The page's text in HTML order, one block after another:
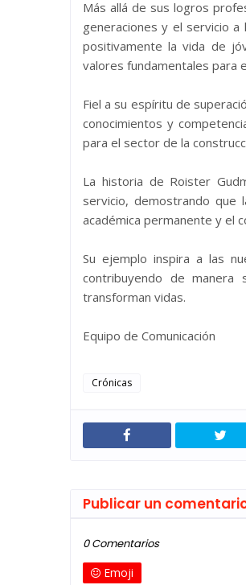
Más allá de sus logros
generaciones y el servicio
positivamente la vida de
valores fundamentales para
Fiel a su espíritu de
conocimientos y
para el sector de la
La historia de Roister
servicio, demostrando que
académica permanente y el
Su ejemplo inspira a las
contribuyendo de
transforman vidas.
Equipo de Comunicación
Crónicas
Publicar un
0 Comentarios
Emoji